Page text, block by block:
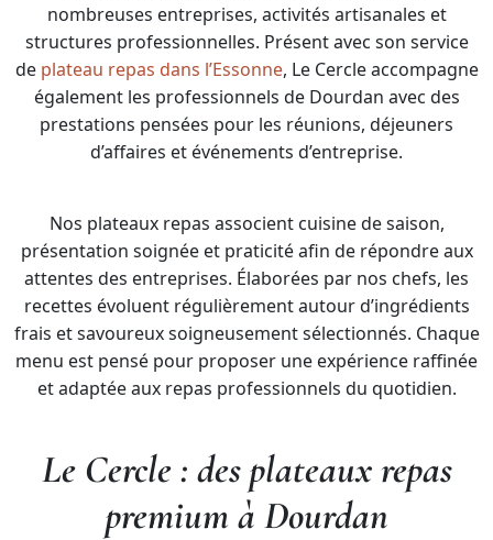
nombreuses entreprises, activités artisanales et
structures professionnelles. Présent avec son service
de plateau repas dans l’Essonne, Le Cercle accompagne
également les professionnels de Dourdan avec des
prestations pensées pour les réunions, déjeuners
d’affaires et événements d’entreprise.
Nos plateaux repas associent cuisine de saison,
présentation soignée et praticité afin de répondre aux
attentes des entreprises. Élaborées par nos chefs, les
recettes évoluent régulièrement autour d’ingrédients
frais et savoureux soigneusement sélectionnés. Chaque
menu est pensé pour proposer une expérience raffinée
et adaptée aux repas professionnels du quotidien.
Le Cercle : des plateaux repas
premium à Dourdan